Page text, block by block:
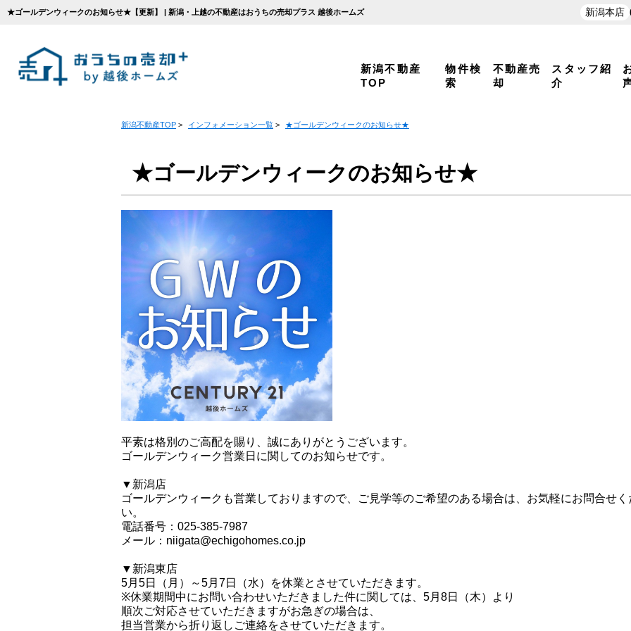
★ゴールデンウィークのお知らせ★【更新】 | 新潟・上越の不動産はおうちの売却プラス 越後ホームズ
新潟不動産
TOP
物件検
索
不動産売
却
スタッフ紹
介
新潟不動産TOP > インフォメーション一覧 > ★ゴールデンウィークのお知らせ★
★ゴールデンウィークのお知らせ★
平素は格別のご高配を賜り、誠にありがとうございます。
ゴールデンウィーク営業日に関してのお知らせです。
▼新潟店
ゴールデンウィークも営業しておりますので、ご見学等のご希望のある場合は、お気軽にお問合せく
い。
電話番号：025-385-7987
メール：niigata@echigohomes.co.jp
▼新潟東店
5月5日（月）～5月7日（水）を休業とさせていただきます。
※休業期間中にお問い合わせいただきました件に関しては、5月8日（木）より
順次ご対応させていただきますがお急ぎの場合は、
担当営業から折り返しご連絡をさせていただきます。
新潟本店